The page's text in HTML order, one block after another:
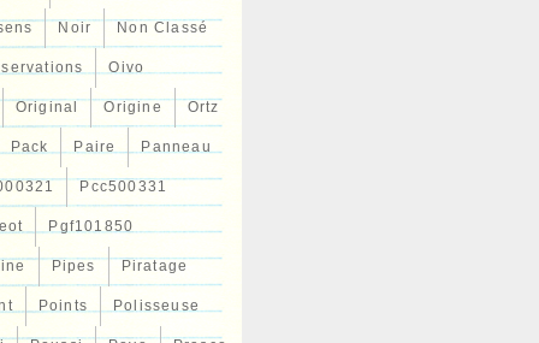
Noir Non Classé
Oivo
Original Origine Ortz
Pack Paire Panneau
Pcc500331
Pgf101850
Pipes Piratage
Points Polisseuse